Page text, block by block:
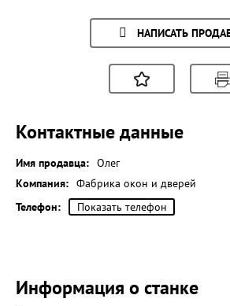
НАПИСАТЬ
Контактные данные
Имя продавца: Олег
Компания: Фабрика окон и дверей
Телефон:
Показать телефон
Информация о станке